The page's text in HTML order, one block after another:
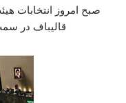
صبح امروز انتخابات
قالیباف در